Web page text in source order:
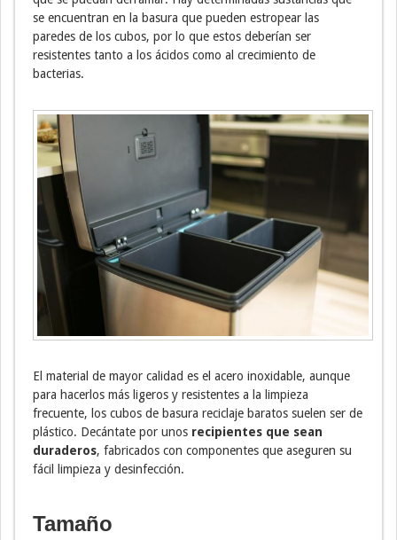
se encuentran en la basura que pueden estropear las
paredes de los cubos, por lo que estos deberían ser
resistentes tanto a los ácidos como al crecimiento de
bacterias.
El material de mayor calidad es el acero inoxidable, aunque
para hacerlos más ligeros y resistentes a la limpieza
frecuente, los cubos de basura reciclaje baratos suelen ser de
plástico. Decántate por unos recipientes que sean
duraderos, fabricados con componentes que aseguren su
fácil limpieza y desinfección.
Tamaño